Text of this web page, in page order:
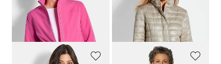
Blouson-Jacke mit Reißverschluss
79,95 €139,95 €
30-Tage-Bestpreis**: 99,95 € (-20%)
169,95 €
30-Tage-Bestpreis**: 99,95 € (-10%)